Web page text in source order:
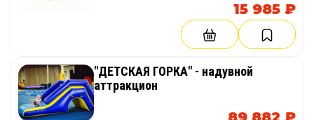
корпоратива, соревнований,
веселых стартов, эстафет
15 985 ₽
"ДЕТСКАЯ ГОРКА" - надувной
аттракцион